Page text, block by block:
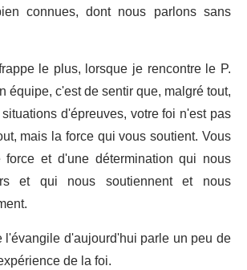
connues, dont nous parlons sans
le plus, lorsque je rencontre le P.
équipe, c'est de sentir que, malgré tout,
d'épreuves, votre foi n'est pas
mais la force qui vous soutient. Vous
et d'une détermination qui nous
et qui nous soutiennent et nous
d'aujourd'hui parle un peu de
de la foi.